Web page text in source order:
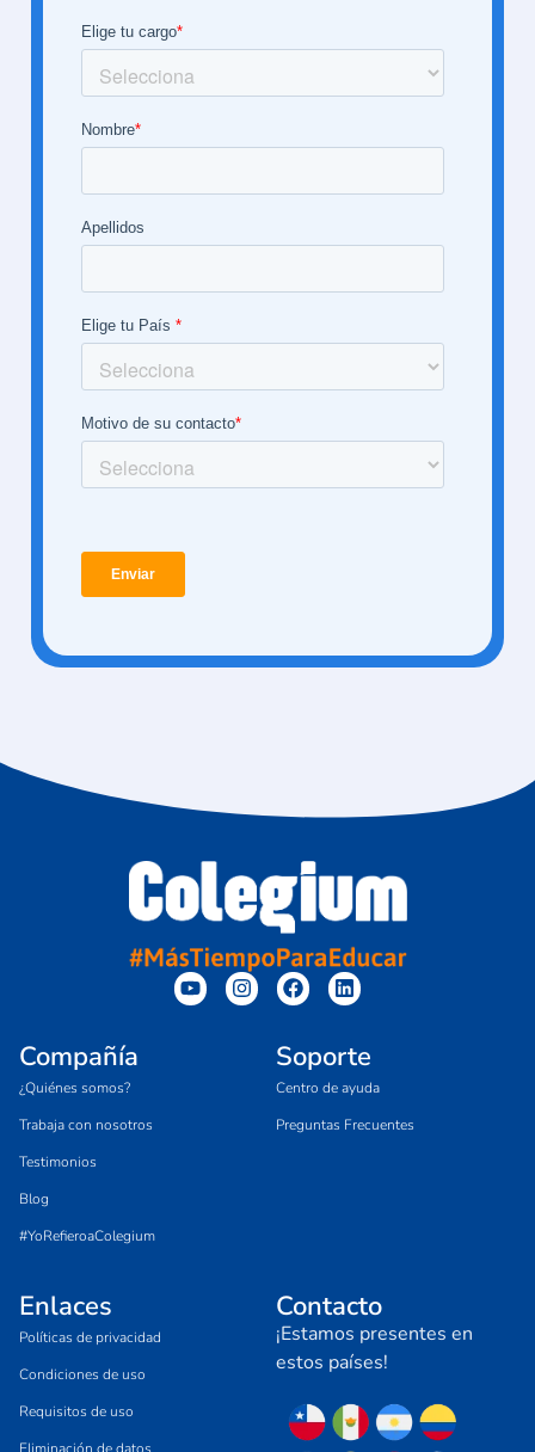
Compañía
¿Quiénes somos?
Trabaja con nosotros
Testimonios
Blog
#YoRefieroaColegium
Soporte
Centro de ayuda
Preguntas Frecuentes
Enlaces
Políticas de privacidad
Condiciones de uso
Requisitos de uso
Contacto
¡Estamos presentes en
estos países!